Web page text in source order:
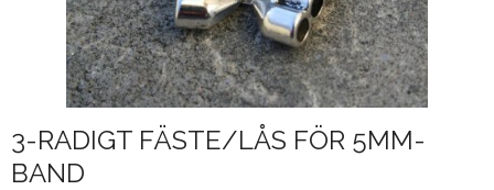
3-RADIGT FÄSTE/LÅS FÖR 5MM-
BAND